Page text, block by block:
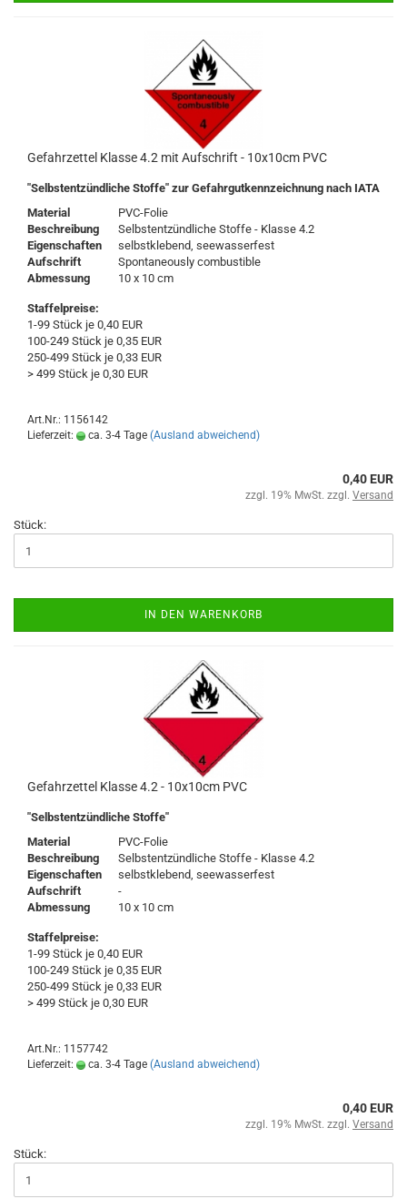
Gefahrzettel Klasse 4.2 mit Aufschrift - 10x10cm PVC
"Selbstentzündliche Stoffe" zur Gefahrgutkennzeichnung nach IATA
Material
PVC-Folie
Beschreibung
Selbstentzündliche Stoffe - Klasse 4.2
Eigenschaften
selbstklebend, seewasserfest
Aufschrift
Spontaneously combustible
Abmessung
10 x 10 cm
Staffelpreise:
1-99 Stück je 0,40 EUR
100-249 Stück je 0,35 EUR
250-499 Stück je 0,33 EUR
> 499 Stück je 0,30 EUR
Art.Nr.: 1156142
Lieferzeit:
ca. 3-4 Tage (Ausland abweichend)
0,40 EUR
zzgl. 19% MwSt. zzgl. Versand
Stück:
IN DEN WARENKORB
Gefahrzettel Klasse 4.2 - 10x10cm PVC
"Selbstentzündliche Stoffe"
Material
PVC-Folie
Beschreibung
Selbstentzündliche Stoffe - Klasse 4.2
Eigenschaften
selbstklebend, seewasserfest
Aufschrift
-
Abmessung
10 x 10 cm
Staffelpreise:
1-99 Stück je 0,40 EUR
100-249 Stück je 0,35 EUR
250-499 Stück je 0,33 EUR
> 499 Stück je 0,30 EUR
Art.Nr.: 1157742
Lieferzeit:
ca. 3-4 Tage (Ausland abweichend)
0,40 EUR
zzgl. 19% MwSt. zzgl. Versand
Stück: